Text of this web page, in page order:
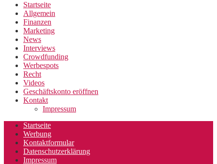
Startseite
Allgemein
Finanzen
Marketing
News
Interviews
Crowdfunding
Werbespots
Recht
Videos
Geschäftskonto eröffnen
Kontakt
Impressum
Startseite
Werbung
Kontaktformular
Datenschutzerklärung
Impressum